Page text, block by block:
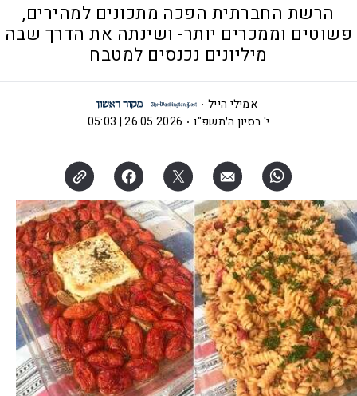
הרשת החברתית הפכה מתכונים למהירים,
פשוטים וממכרים יותר- ושינתה את הדרך שבה
מיליונים נכנסים למטבח
אמילי הייל
י' בסיון ה׳תשפ"ו
26.05.2026 | 05:03